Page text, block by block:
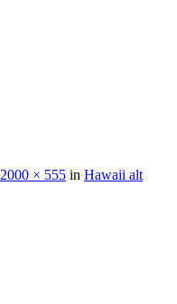
2000 × 555 in Hawaii alt